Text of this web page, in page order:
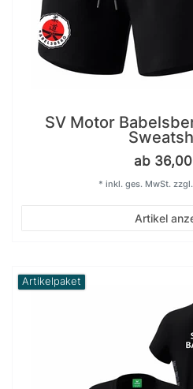
SV Motor
ab
Artikel
* inkl. ges. MwSt.zzgl.
Artikelpaket